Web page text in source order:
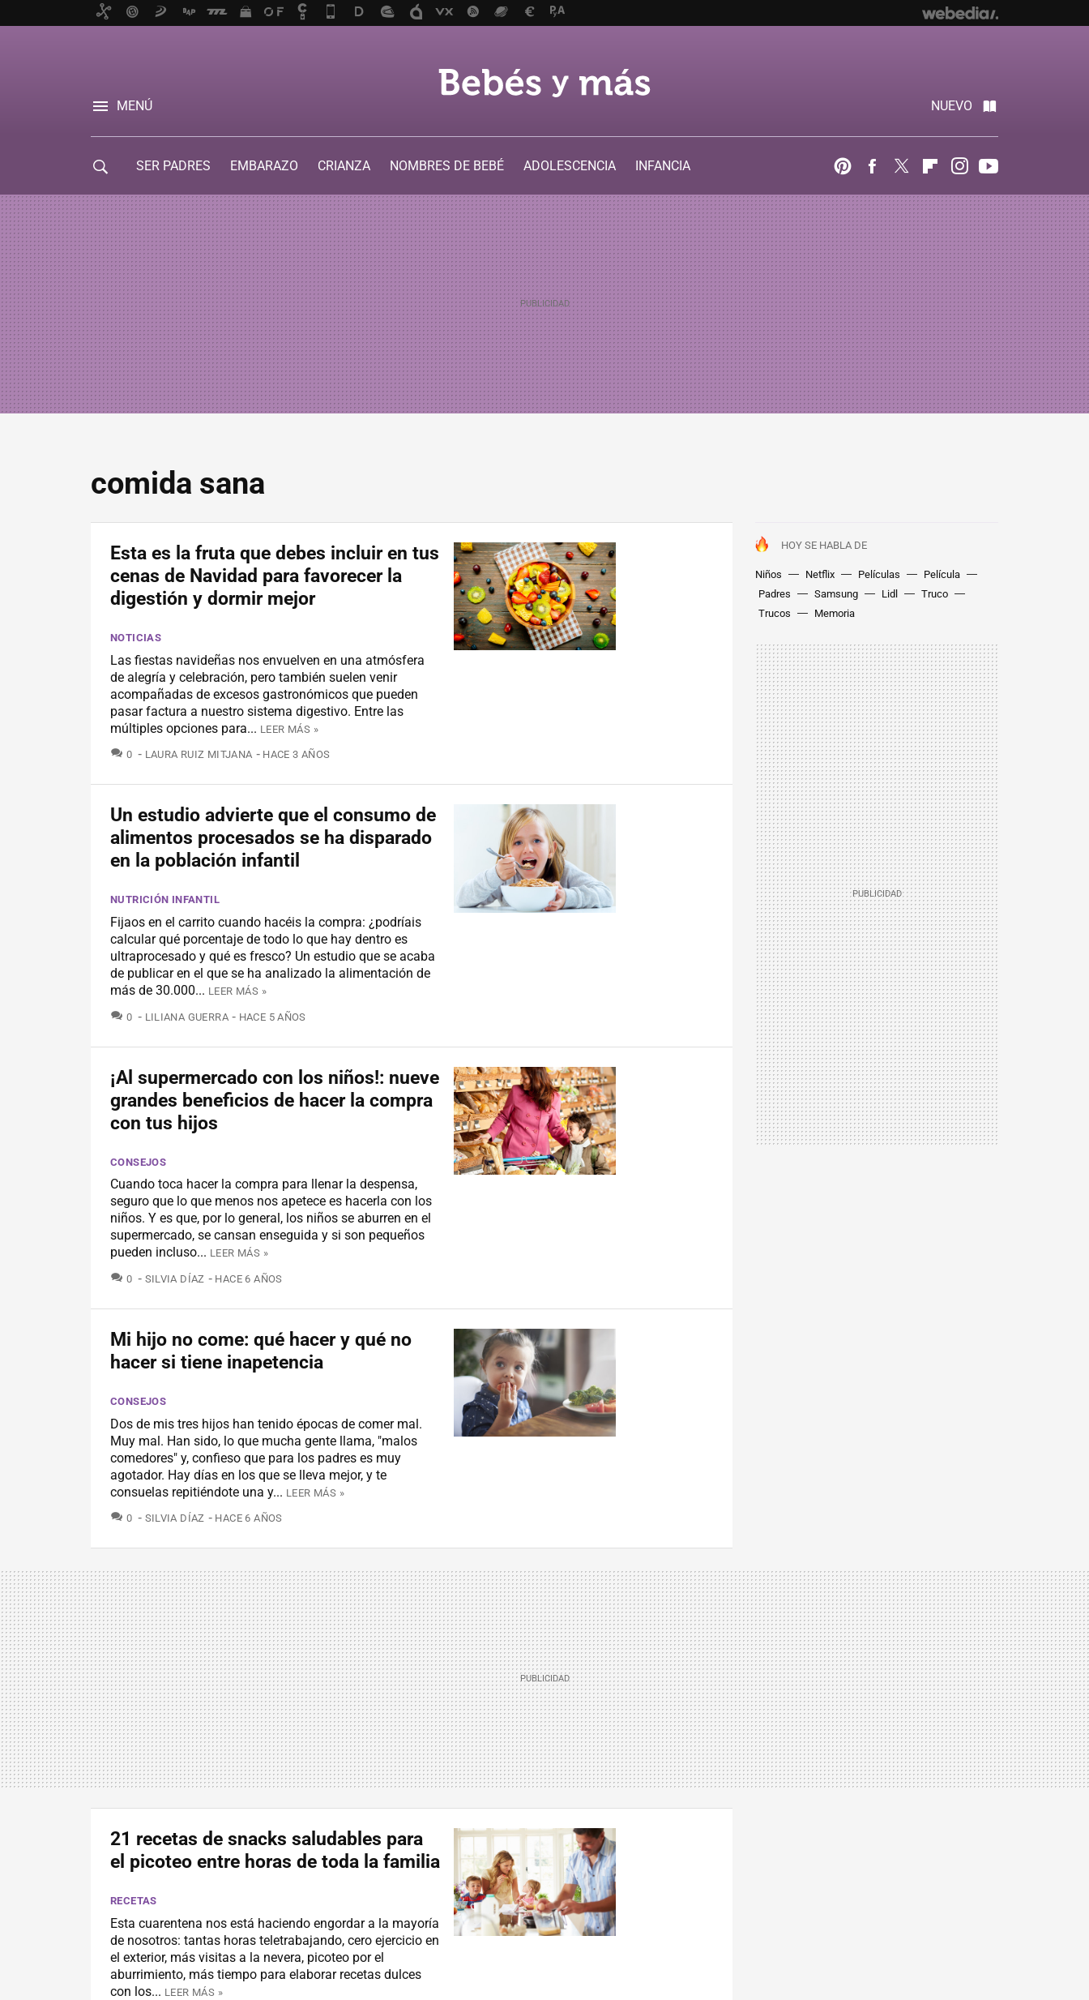
MENÚ NUEVO
SER PADRES EMBARAZO CRIANZA NOMBRES DE BEBÉ ADOLESCENCIA
INFANCIA
PinterestFacebook
Twitter FlipboardInstagram
comida sana
HOY SE HABLA DE
Niños Netflix Películas
Película
Padres
Samsung Lidl
Truco
Trucos
Memoria
Esta es la fruta que debes incluir en tus
cenas de Navidad para favorecer la
digestión y dormir mejor
NOTICIAS
Las fiestas navideñas nos envuelven en una atmósfera
de alegría y celebración, pero también suelen venir
acompañadas de excesos gastronómicos que pueden
pasar factura a nuestro sistema digestivo. Entre las
múltiples opciones para... LEER MÁS »
0 COMENTARIOS
LAURA RUIZ MITJANA HACE 3 AÑOS
Un estudio advierte que el consumo de
alimentos procesados se ha disparado
en la población infantil
NUTRICIÓN INFANTIL
Fijaos en el carrito cuando hacéis la compra: ¿podríais
calcular qué porcentaje de todo lo que hay dentro es
ultraprocesado y qué es fresco? Un estudio que se acaba
de publicar en el que se ha analizado la alimentación de
más de 30.000... LEER MÁS »
0 COMENTARIOS
LILIANA GUERRA HACE 5 AÑOS
¡Al supermercado con los niños!: nueve
grandes beneficios de hacer la compra
con tus hijos
CONSEJOS
Cuando toca hacer la compra para llenar la despensa,
seguro que lo que menos nos apetece es hacerla con los
niños. Y es que, por lo general, los niños se aburren en el
supermercado, se cansan enseguida y si son pequeños
pueden incluso... LEER MÁS »
0 COMENTARIOS
SILVIA DÍAZ HACE 6 AÑOS
Mi hijo no come: qué hacer y qué no
hacer si tiene inapetencia
CONSEJOS
Dos de mis tres hijos han tenido épocas de comer mal.
Muy mal. Han sido, lo que mucha gente llama, "malos
comedores" y, confieso que para los padres es muy
agotador. Hay días en los que se lleva mejor, y te
consuelas repitiéndote una y... LEER MÁS »
0 COMENTARIOS
SILVIA DÍAZ HACE 6 AÑOS
21 recetas de snacks saludables para
el picoteo entre horas de toda la familia
RECETAS
Esta cuarentena nos está haciendo engordar a la mayoría
de nosotros: tantas horas teletrabajando, cero ejercicio en
el exterior, más visitas a la nevera, picoteo por el
aburrimiento, más tiempo para elaborar recetas dulces
con los... LEER MÁS »